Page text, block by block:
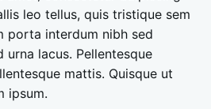
leo tellus, quis tristique sem
porta interdum nibh sed
urna lacus. Pellentesque
mattis. Quisque ut
ipsum.